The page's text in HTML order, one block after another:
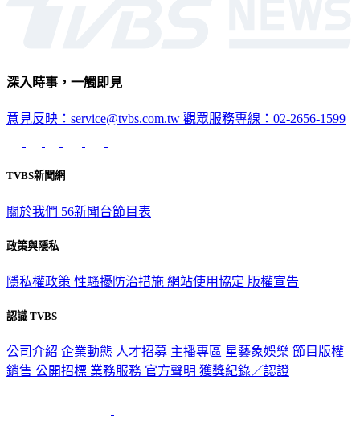
深入時事，一觸即見
意見反映：service@tvbs.com.tw 觀眾服務專線：02-2656-1599
TVBS新聞網
關於我們 56新聞台節目表
政策與隱私
隱私權政策 性騷擾防治措施 網站使用協定 版權宣告
認識 TVBS
公司介紹 企業動態 人才招募 主播專區 星藝象娛樂 節目版權
銷售 公開招標 業務服務 官方聲明 獲獎紀錄／認證